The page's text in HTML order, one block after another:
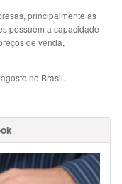
principalmente as
possuem a capacidade
de venda,
no Brasil.